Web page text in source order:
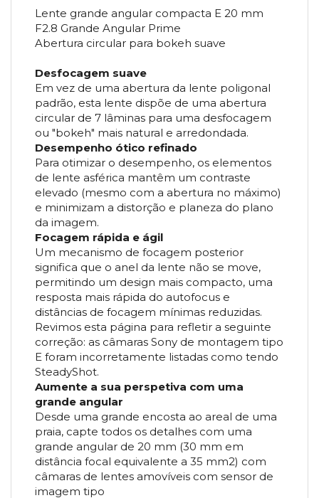
Lente grande angular compacta E 20 mm
F2.8 Grande Angular Prime
Abertura circular para bokeh suave
Desfocagem suave
Em vez de uma abertura da lente poligonal
padrão, esta lente dispõe de uma abertura
circular de 7 lâminas para uma desfocagem
ou "bokeh" mais natural e arredondada.
Desempenho ótico refinado
Para otimizar o desempenho, os elementos
de lente asférica mantêm um contraste
elevado (mesmo com a abertura no máximo)
e minimizam a distorção e planeza do plano
da imagem.
Focagem rápida e ágil
Um mecanismo de focagem posterior
significa que o anel da lente não se move,
permitindo um design mais compacto, uma
resposta mais rápida do autofocus e
distâncias de focagem mínimas reduzidas.
Revimos esta página para refletir a seguinte
correção: as câmaras Sony de montagem tipo
E foram incorretamente listadas como tendo
SteadyShot.
Aumente a sua perspetiva com uma
grande angular
Desde uma grande encosta ao areal de uma
praia, capte todos os detalhes com uma
grande angular de 20 mm (30 mm em
distância focal equivalente a 35 mm2) com
câmaras de lentes amovíveis com sensor de
imagem tipo